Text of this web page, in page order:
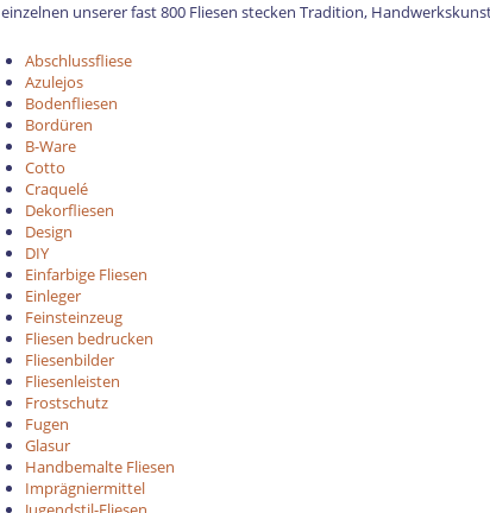
einzelnen unserer fast 800 Fliesen stecken Tradition,
Abschlussfliese
Azulejos
Bodenfliesen
Bordüren
B-Ware
Cotto
Craquelé
Dekorfliesen
Design
DIY
Einfarbige Fliesen
Einleger
Feinsteinzeug
Fliesen bedrucken
Fliesenbilder
Fliesenleisten
Frostschutz
Fugen
Glasur
Handbemalte Fliesen
Imprägniermittel